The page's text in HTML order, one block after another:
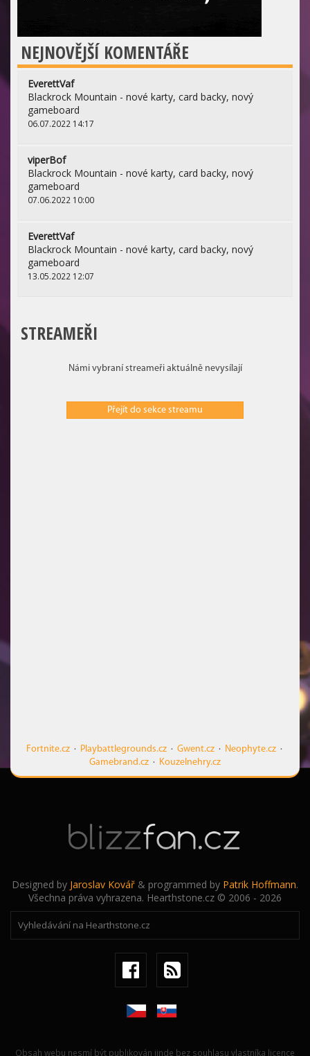
NEJNOVĚJŠÍ KOMENTÁŘE
EverettVaf
Blackrock Mountain - nové karty, card backy, nový
gameboard
06.07.2022 14:17
viperBof
Blackrock Mountain - nové karty, card backy, nový
gameboard
07.06.2022 10:00
EverettVaf
Blackrock Mountain - nové karty, card backy, nový
gameboard
13.05.2022 12:07
STREAMEŘI
Námi vybraní streameři aktuálně nevysílají
Přejít do sekce streamu
Fortnite.cz· Playbattlegrounds.cz· Gwent.cz· Neophyte.cz·
Gamebrand.cz · Kouzelnehry.cz
Designed by Jaroslav Kovář & programmed by Patrik Hoffmann.
Všechna práva vyhrazena. Hearthstone.cz © 2006 - 2026
Obsah webu nesmí být publikován jinde bez souhlasu vlastníka licence